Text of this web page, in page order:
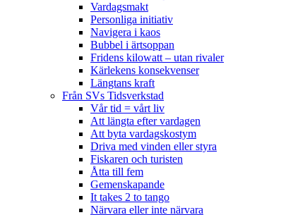
Vardagsmakt
Personliga initiativ
Navigera i kaos
Bubbel i ärtsoppan
Fridens kilowatt – utan rivaler
Kärlekens konsekvenser
Längtans kraft
Från SVs Tidsverkstad
Vår tid = vårt liv
Att längta efter vardagen
Att byta vardagskostym
Driva med vinden eller styra
Fiskaren och turisten
Åtta till fem
Gemenskapande
It takes 2 to tango
Närvara eller inte närvara